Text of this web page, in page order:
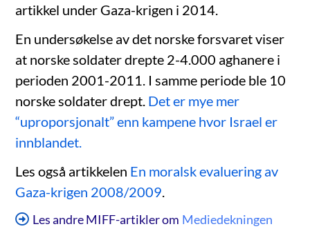
artikkel under Gaza-krigen i 2014.
En undersøkelse av det norske forsvaret viser
at norske soldater drepte 2-4.000 aghanere i
perioden 2001-2011. I samme periode ble 10
norske soldater drept. Det er mye mer
“uproporsjonalt” enn kampene hvor Israel er
innblandet.
Les også artikkelen En moralsk evaluering av
Gaza-krigen 2008/2009
Les andre MIFF-artikler om Mediedekningen